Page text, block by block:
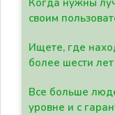
Когда нужны
своим
Ищете, где
более шести
Все больше
уровне и с